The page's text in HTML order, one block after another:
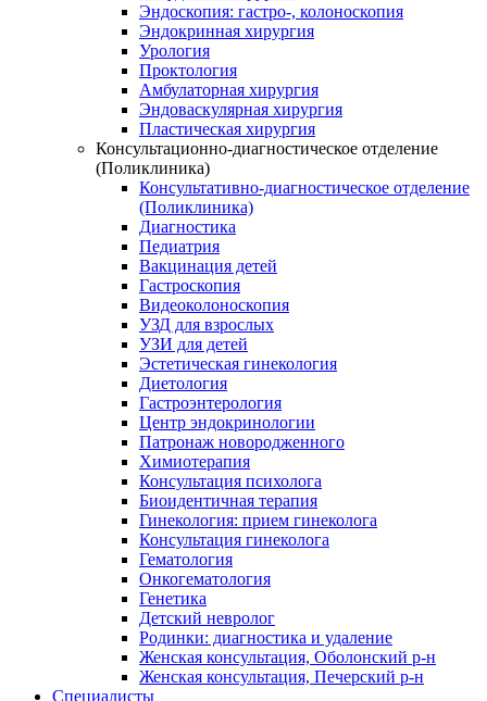
Эндоскопия: гастро-, колоноскопия
Эндокринная хирургия
Урология
Проктология
Амбулаторная хирургия
Эндоваскулярная хирургия
Пластическая хирургия
Консультационно-диагностическое отделение
(Поликлиника)
Консультативно-диагностическое отделение
(Поликлиника)
Диагностика
Педиатрия
Вакцинация детей
Гастроскопия
Видеоколоноскопия
УЗД для взрослых
УЗИ для детей
Эстетическая гинекология
Диетология
Гастроэнтерология
Центр эндокринологии
Патронаж новородженного
Химиотерапия
Консультация психолога
Биоидентичная терапия
Гинекология: прием гинеколога
Консультация гинеколога
Гематология
Онкогематология
Генетика
Детский невролог
Родинки: диагностика и удаление
Женская консультация, Оболонский р-н
Женская консультация, Печерский р-н
Специалисты